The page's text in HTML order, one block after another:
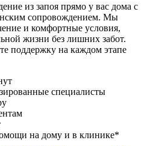
из запоя прямо у вас дома с
сопровождением. Мы
и комфортные условия,
жизни без лишних забот.
поддержку на каждом этапе
специалисты
на дому и в клинике*